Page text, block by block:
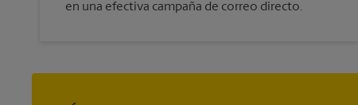
en una efectiva campaña de correo directo.